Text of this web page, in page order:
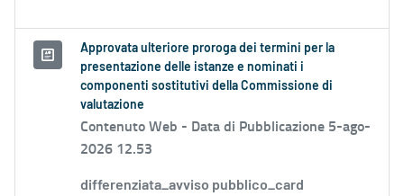
Approvata ulteriore proroga dei termini per la
presentazione delle istanze e nominati i
componenti sostitutivi della Commissione di
valutazione
Contenuto Web - Data di Pubblicazione 5-ago-
2026 12.53
differenziata_avviso pubblico_card